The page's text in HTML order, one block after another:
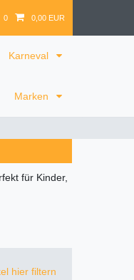
0 0,00 EUR
Karneval
Marken
für Kinder,
hier filtern